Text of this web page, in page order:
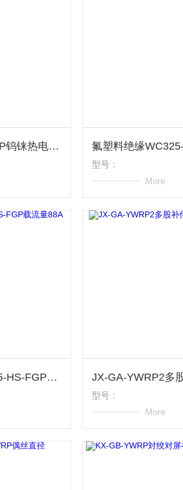
TX-FFRPKC-HS-GGP钨铼热电偶补偿导线10*10电阻率
型号：
More
多股补偿导线WC3/25-HS-FGP载流量88A
型号：
More